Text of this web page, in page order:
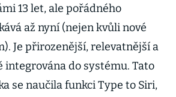
13 let, ale pořádného
až nyní (nejen kvůli nové
Je přirozenější, relevatnější a
integrována do systému. Tato
se naučila funkci Type to Siri,